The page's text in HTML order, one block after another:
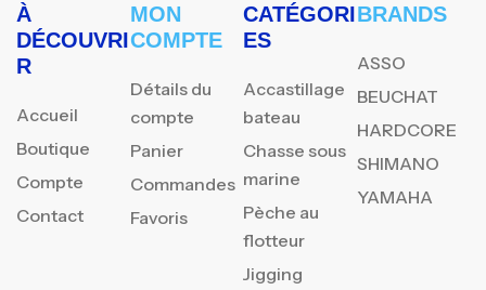
À
DÉCOUVRI
R
Accueil
Boutique
Compte
Contact
MON
COMPTE
Détails du
compte
Panier
Commandes
Favoris
CATÉGORI
ES
Accastillage
bateau
Chasse sous
marine
Pèche au
flotteur
Jigging
BRANDS
ASSO
BEUCHAT
HARDCORE
SHIMANO
YAMAHA